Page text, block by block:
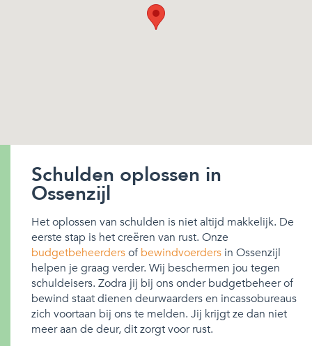
Schulden oplossen in
Ossenzijl
Het oplossen van schulden is niet altijd makkelijk. De
eerste stap is het creëren van rust. Onze
budgetbeheerdersofbewindvoerders in Ossenzijl
helpen je graag verder. Wij beschermen jou tegen
schuldeisers. Zodra jij bij ons onder budgetbeheer of
bewind staat dienen deurwaarders en incassobureaus
zich voortaan bij ons te melden. Jij krijgt ze dan niet
meer aan de deur, dit zorgt voor rust.